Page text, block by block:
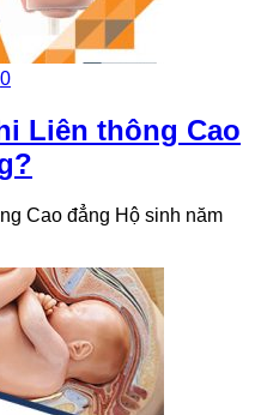
0
Liên thông Cao
Cao đẳng Hộ sinh năm